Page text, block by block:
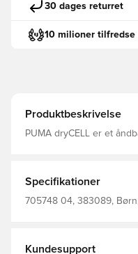
30 dages returret
10 milioner tilfredse
Produktbeskrivelse
PUMA dryCELL er et
Specifikationer
705748 04, 383089,
Kundesupport